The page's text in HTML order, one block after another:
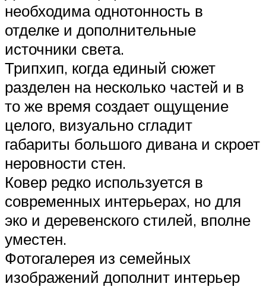
необходима однотонность в
отделке и дополнительные
источники света.
Трипхип, когда единый сюжет
разделен на несколько частей и в
то же время создает ощущение
целого, визуально сгладит
габариты большого дивана и скроет
неровности стен.
Ковер редко используется в
современных интерьерах, но для
эко и деревенского стилей, вполне
уместен.
Фотогалерея из семейных
изображений дополнит интерьер